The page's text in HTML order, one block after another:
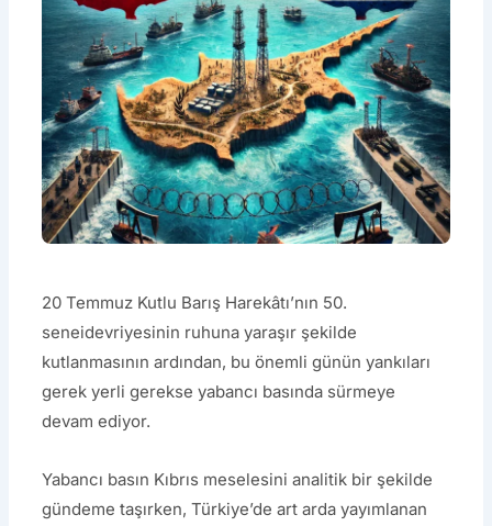
20 Temmuz Kutlu Barış Harekâtı’nın 50.
seneidevriyesinin ruhuna yaraşır şekilde
kutlanmasının ardından, bu önemli günün yankıları
gerek yerli gerekse yabancı basında sürmeye
devam ediyor.
Yabancı basın Kıbrıs meselesini analitik bir şekilde
gündeme taşırken, Türkiye’de art arda yayımlanan